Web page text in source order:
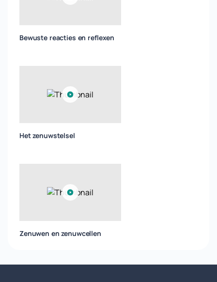
Bewuste reacties en reflexen
Het zenuwstelsel
Zenuwen en zenuwcellen